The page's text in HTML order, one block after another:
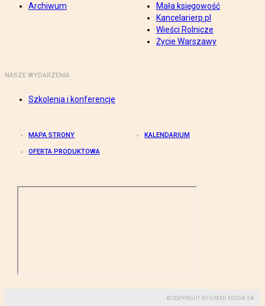
Archiwum
Mała księgowość
Kancelarierp.pl
Wieści Rolnicze
Życie Warszawy
NASZE WYDARZENIA
Szkolenia i konferencje
MAPA STRONY KALENDARIUM
OFERTA PRODUKTOWA
© COPYRIGHT BY GREMI MEDIA SA